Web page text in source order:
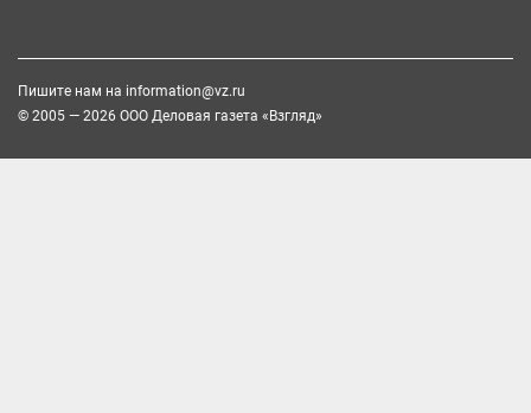
Пишите нам на information@vz.ru
© 2005 — 2026 ООО Деловая газета «Взгляд»